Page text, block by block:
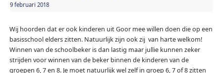
9 februari 2018
Wij hoorden dat er ook kinderen uit Goor mee willen doen die op een
basisschool elders zitten. Natuurlijk zijn ook zij van harte welkom!
Winnen van de schoolbeker is dan lastig maar jullie kunnen zeker
strijden voor winnen van de beker binnen de kinderen van de
groepen 6, 7 en 8. Je moet natuurlijk wel zelf in groep 6, 7 of 8 zitten